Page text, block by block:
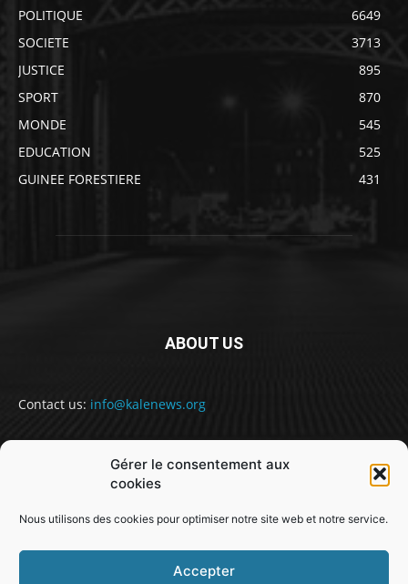
Gérer le consentement aux
cookies
Nous utilisons des cookies pour optimiser notre site web et notre service.
Accepter
POLITIQUE
6649
SOCIETE
3713
JUSTICE
895
SPORT
870
MONDE
545
EDUCATION
525
GUINEE FORESTIERE
431
ABOUT US
Contact us: info@kalenews.org
FOLLOW US